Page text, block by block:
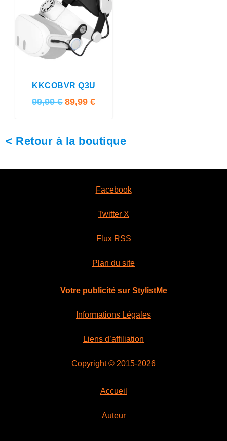
5.00
KKCOBVR Q3U
99,99€ L
r
x
t
89,99€L
r
x
t
e
e
t
:
,
< Retour à la boutique
Facebook
Twitter X
Flux RSS
Plan du site
Votre publicité sur StylistMe
Informations Légales
Liens d’affiliation
Copyright © 2015-2026
Accueil
Auteur